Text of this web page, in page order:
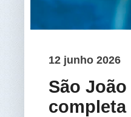
12 junho 2026
São